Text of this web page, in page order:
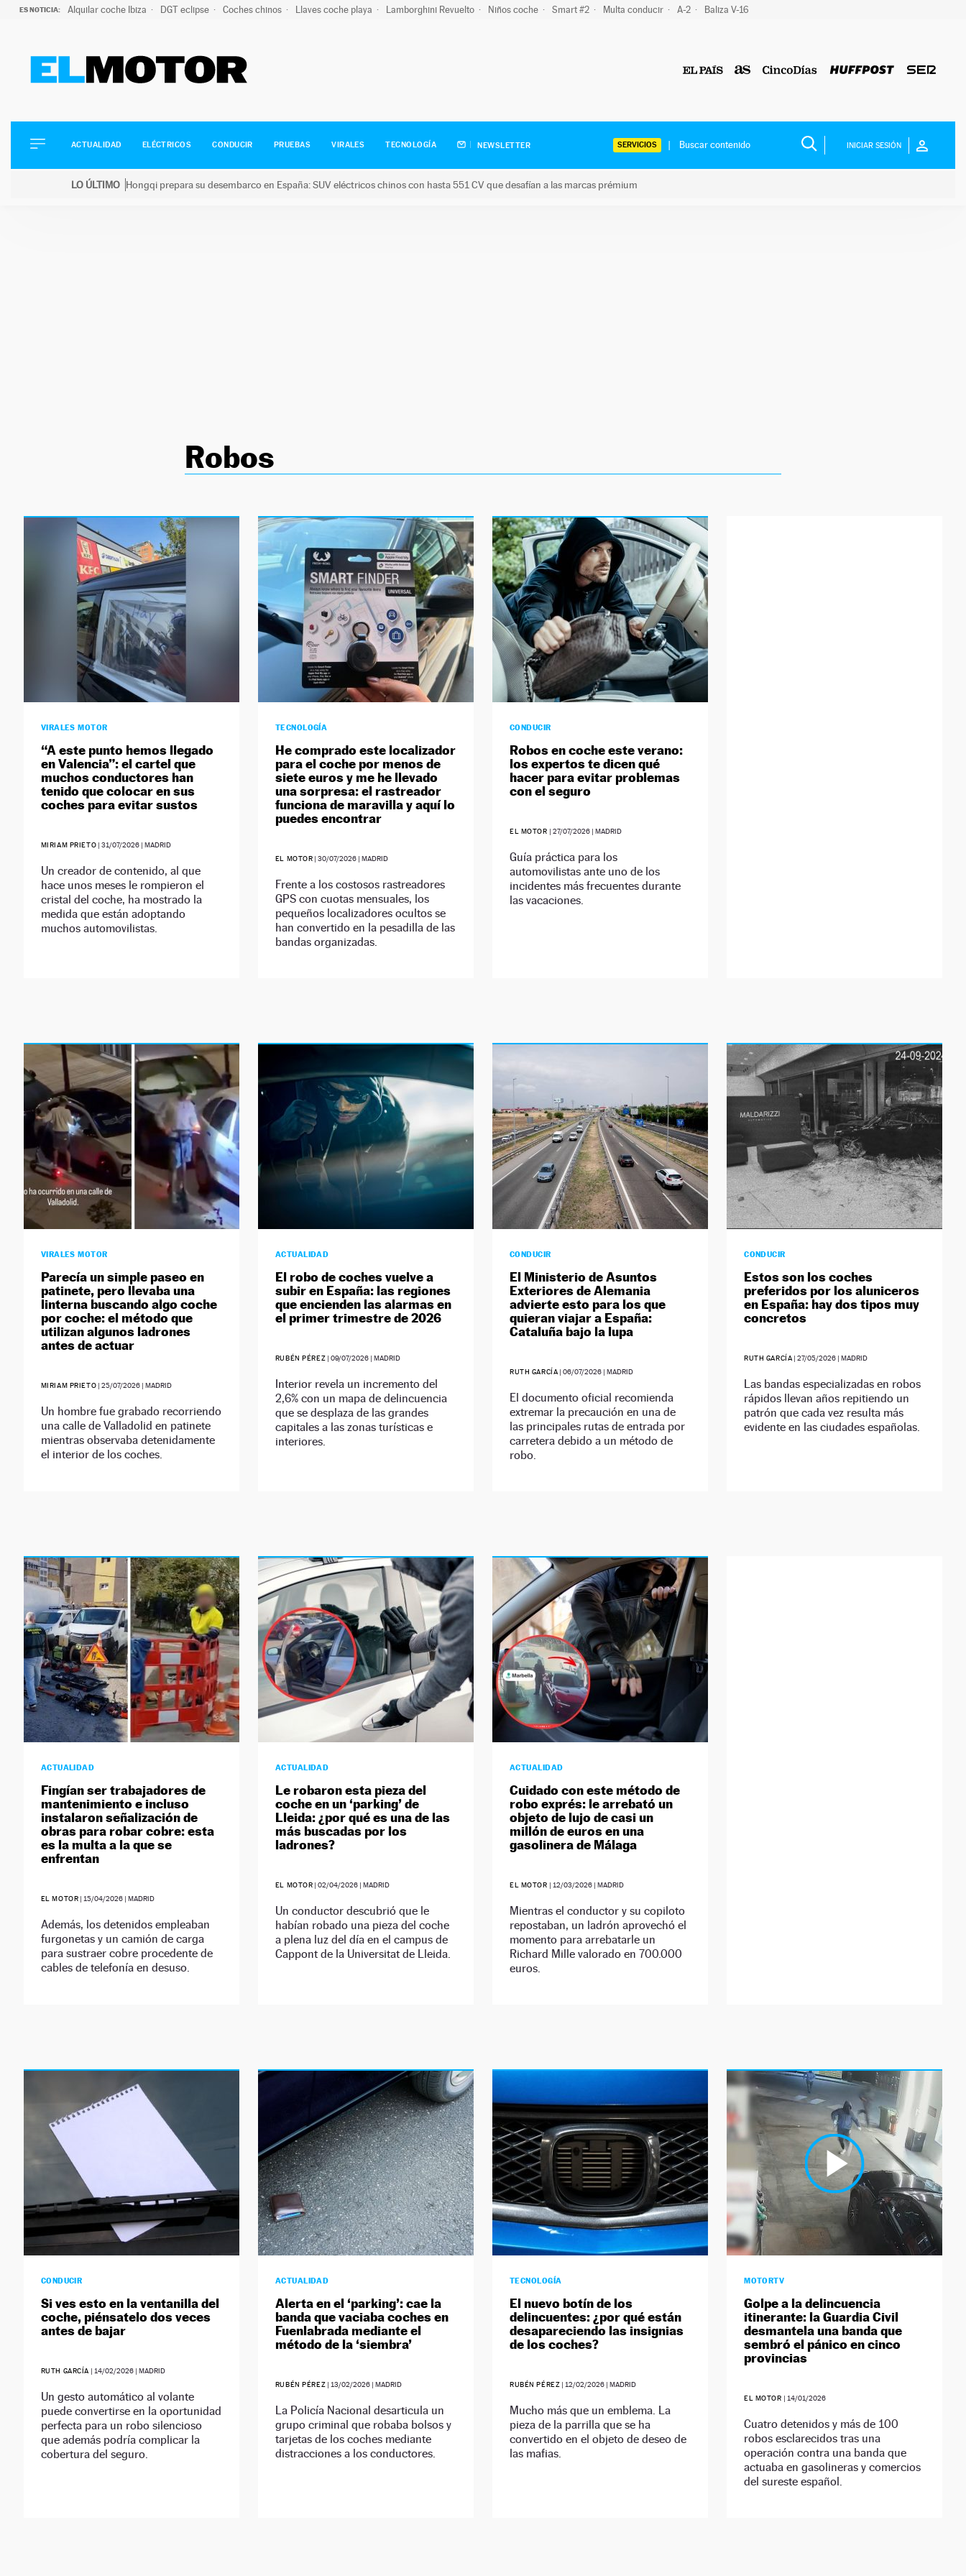
ES NOTICIA: Alquilar coche Ibiza DGT eclipse Coches chinos Llaves coche playa Lamborghini Revuelto Niños coche Smart #2 Multa conducir A-2 Baliza V-16
ELÉCTRICOS
CONDUCIR
ACTUALIDAD ELÉCTRICOS CONDUCIR PRUEBAS VIRALES TECNOLOGÍA NEWSLETTER SERVICIOS INICIAR SESIÓN
LO ÚLTIMO Hongqi prepara su desembarco en España: SUV eléctricos chinos con hasta 551 CV que desafían a las marcas prémium
Robos
VIRALES MOTOR
“A este punto hemos llegado
en Valencia”: el cartel que
muchos conductores han
tenido que colocar en sus
coches para evitar sustos
MIRIAM PRIETO |31/07/2026 | MADRID
Un creador de contenido, al que
hace unos meses le rompieron el
cristal del coche, ha mostrado la
medida que están adoptando
muchos automovilistas.
TECNOLOGÍA
He comprado este localizador
para el coche por menos de
siete euros y me he llevado
una sorpresa: el rastreador
funciona de maravilla y aquí lo
puedes encontrar
EL MOTOR |30/07/2026 | MADRID
Frente a los costosos rastreadores
GPS con cuotas mensuales, los
pequeños localizadores ocultos se
han convertido en la pesadilla de las
bandas organizadas.
CONDUCIR
Robos en coche este verano:
los expertos te dicen qué
hacer para evitar problemas
con el seguro
EL MOTOR | 27/07/2026| MADRID
Guía práctica para los
automovilistas ante uno de los
incidentes más frecuentes durante
las vacaciones.
VIRALES MOTOR
Parecía un simple paseo en
patinete, pero llevaba una
linterna buscando algo coche
por coche: el método que
utilizan algunos ladrones
antes de actuar
MIRIAM PRIETO |25/07/2026 | MADRID
Un hombre fue grabado recorriendo
una calle de Valladolid en patinete
mientras observaba detenidamente
el interior de los coches.
ACTUALIDAD
El robo de coches vuelve a
subir en España: las regiones
que encienden las alarmas en
el primer trimestre de 2026
RUBÉN PÉREZ |09/07/2026 | MADRID
Interior revela un incremento del
2,6% con un mapa de delincuencia
que se desplaza de las grandes
capitales a las zonas turísticas e
interiores.
CONDUCIR
El Ministerio de Asuntos
Exteriores de Alemania
advierte esto para los que
quieran viajar a España:
Cataluña bajo la lupa
RUTH GARCÍA |06/07/2026 | MADRID
El documento oficial recomienda
extremar la precaución en una de
las principales rutas de entrada por
carretera debido a un método de
robo.
CONDUCIR
Estos son los coches
preferidos por los aluniceros
en España: hay dos tipos muy
concretos
RUTH GARCÍA |27/05/2026 | MADRID
Las bandas especializadas en robos
rápidos llevan años repitiendo un
patrón que cada vez resulta más
evidente en las ciudades españolas.
ACTUALIDAD
Fingían ser trabajadores de
mantenimiento e incluso
instalaron señalización de
obras para robar cobre: esta
es la multa a la que se
enfrentan
EL MOTOR | 15/04/2026 | MADRID
Además, los detenidos empleaban
furgonetas y un camión de carga
para sustraer cobre procedente de
cables de telefonía en desuso.
ACTUALIDAD
Le robaron esta pieza del
coche en un ‘parking’ de
Lleida: ¿por qué es una de las
más buscadas por los
ladrones?
EL MOTOR |02/04/2026 | MADRID
Un conductor descubrió que le
habían robado una pieza del coche
a plena luz del día en el campus de
Cappont de la Universitat de Lleida.
ACTUALIDAD
Cuidado con este método de
robo exprés: le arrebató un
objeto de lujo de casi un
millón de euros en una
gasolinera de Málaga
EL MOTOR | 12/03/2026| MADRID
Mientras el conductor y su copiloto
repostaban, un ladrón aprovechó el
momento para arrebatarle un
Richard Mille valorado en 700.000
euros.
CONDUCIR
Si ves esto en la ventanilla del
coche, piénsatelo dos veces
antes de bajar
RUTH GARCÍA | 14/02/2026 | MADRID
Un gesto automático al volante
puede convertirse en la oportunidad
perfecta para un robo silencioso
que además podría complicar la
cobertura del seguro.
ACTUALIDAD
Alerta en el ‘parking’: cae la
banda que vaciaba coches en
Fuenlabrada mediante el
método de la ‘siembra’
RUBÉN PÉREZ | 13/02/2026 | MADRID
La Policía Nacional desarticula un
grupo criminal que robaba bolsos y
tarjetas de los coches mediante
distracciones a los conductores.
TECNOLOGÍA
El nuevo botín de los
delincuentes: ¿por qué están
desapareciendo las insignias
de los coches?
RUBÉN PÉREZ | 12/02/2026 | MADRID
Mucho más que un emblema. La
pieza de la parrilla que se ha
convertido en el objeto de deseo de
las mafias.
MOTORTV
Golpe a la delincuencia
itinerante: la Guardia Civil
desmantela una banda que
sembró el pánico en cinco
provincias
EL MOTOR | 14/01/2026
Cuatro detenidos y más de 100
robos esclarecidos tras una
operación contra una banda que
actuaba en gasolineras y comercios
del sureste español.